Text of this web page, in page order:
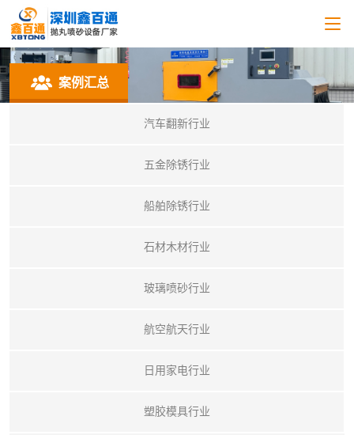
案例汇总
汽车翻新行业
五金除锈行业
船舶除锈行业
石材木材行业
玻璃喷砂行业
航空航天行业
日用家电行业
塑胶模具行业